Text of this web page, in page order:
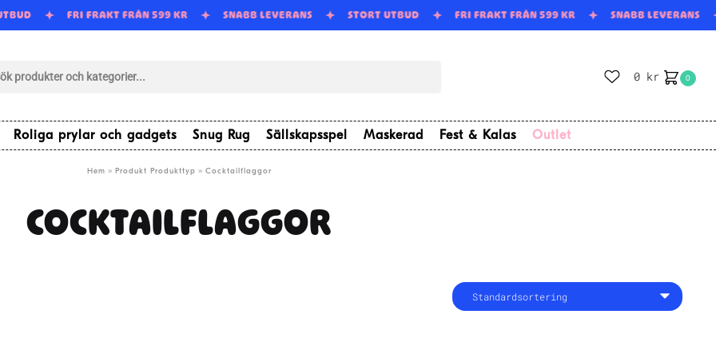
FRI FRAKT FRÅN 599 KR SNABB LEVERANS STORT UTBUD FRI FRAKT FRÅN 599 KR SNABB LEVERANS
0 kr 0
Roliga prylar och gadgets Snug Rug Sällskapsspel Maskerad Fest & Kalas Outlet
Hem » Produkt Produkttyp » Cocktailflaggor
COCKTAILFLAGGOR